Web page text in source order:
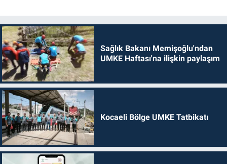
Sağlık Bakanı Memişoğlu'ndan
UMKE Haftası'na ilişkin paylaşım
Kocaeli Bölge UMKE Tatbikatı